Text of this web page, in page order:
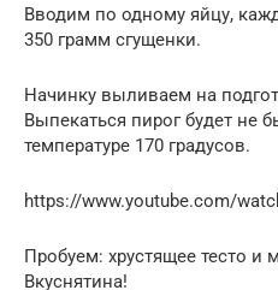
Вводим по одному яйцу,
350 грамм сгущенки.
Начинку выливаем на
Выпекаться пирог будет не
температуре 170 градусов.
https://www.youtube.com/
Пробуем: хрустящее тесто и
Вкуснятина!